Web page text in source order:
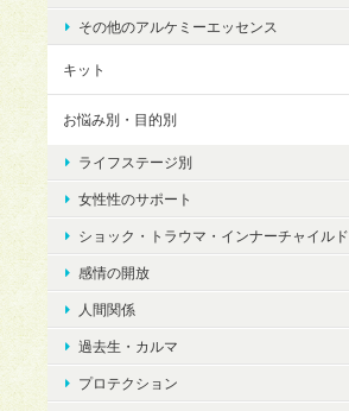
その他のアルケミーエッセンス
キット
お悩み別・目的別
ライフステージ別
女性性のサポート
ショック・トラウマ・インナーチャイルド
感情の開放
人間関係
過去生・カルマ
プロテクション